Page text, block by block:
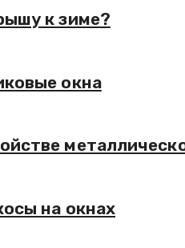
к зиме?
окна
на окнах